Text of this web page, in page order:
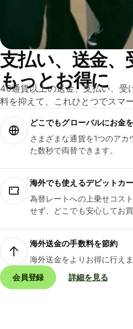
支払い、送金、
もっとお得に
40通貨以上の送金、支払い、受
料を抑えて、これひとつでスマー
どこでもグ⁠ロ⁠ー⁠バ⁠ルにお金
さまざまな通貨を1つのア
た数秒で両替できます。
海外でも使えるデビットカ
為替レートへの上乗せコス
せず、どこでも安心してお
海外送金の手数料を節約
海外送金をよりお得に行えま
会員登録
詳細を見る